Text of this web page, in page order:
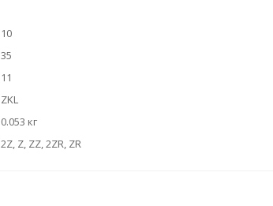
10
35
11
ZKL
0.053 кг
2Z, Z, ZZ, 2ZR, ZR